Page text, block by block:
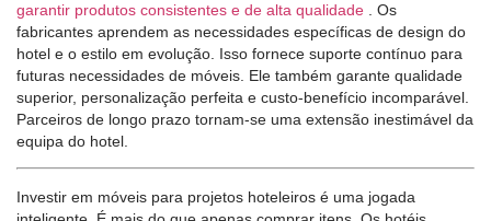
garantir produtos consistentes e de alta qualidade
. Os
fabricantes aprendem as necessidades específicas de design do
hotel e o estilo em evolução. Isso fornece suporte contínuo para
futuras necessidades de móveis. Ele também garante qualidade
superior, personalização perfeita e custo-benefício incomparável.
Parceiros de longo prazo tornam-se uma extensão inestimável da
equipa do hotel.
Investir em móveis para projetos hoteleiros é uma jogada